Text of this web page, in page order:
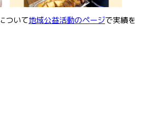
ついて地域公益活動のページで実績を